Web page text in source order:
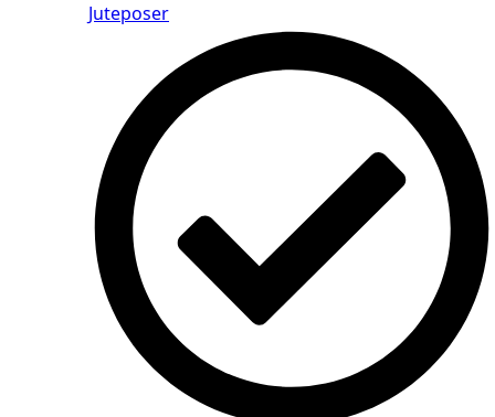
Juteposer